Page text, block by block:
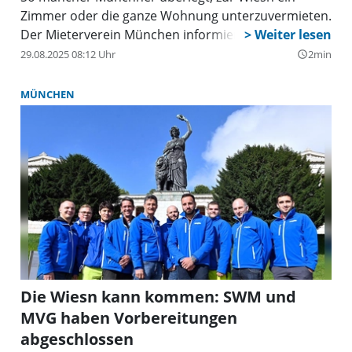
Zimmer oder die ganze Wohnung unterzuvermieten.
Der Mieterverein München informiert dazu.
29.08.2025 08:12 Uhr query_builder2min
MÜNCHEN
Die Wiesn kann kommen: SWM und
MVG haben Vorbereitungen
abgeschlossen